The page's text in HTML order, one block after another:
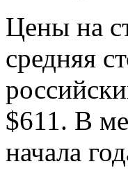
Цены на
средняя
$611. В
начала